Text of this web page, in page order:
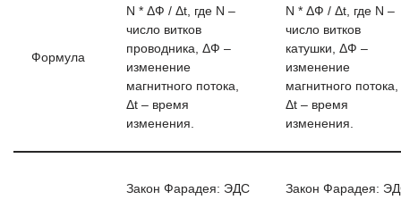
Формула
N * ΔФ / Δt, где N –
число витков
проводника, ΔФ –
изменение
магнитного потока,
Δt – время
изменения.
N * ΔФ / Δt, где N –
число витков
катушки, ΔФ –
изменение
магнитного потока,
Δt – время
изменения.
Закон Фарадея: ЭДС
Закон Фарадея: